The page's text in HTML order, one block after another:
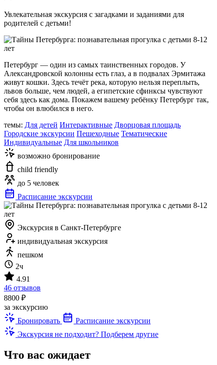
Увлекательная экскурсия с загадками и заданиями для
родителей с детьми!
Петербург — один из самых таинственных городов. У
Александровской колонны есть глаз, а в подвалах Эрмитажа
живут кошки. Здесь течёт река, которую нельзя переплыть,
львов больше, чем людей, а египетские сфинксы чувствуют
себя здесь как дома. Покажем вашему ребёнку Петербург так,
чтобы он влюбился в него.
темы: Для детей Интерактивные Дворцовая площадь
Городские экскурсии Пешеходные Тематические
Индивидуальные Для школьников
возможно бронирование
child friendly
до 5 человек
Расписание экскурсии
Экскурсия в Санкт-Петербурге
индивидуальная экскурсия
пешком
2ч
4.91
46 отзывов
8800 ₽
за экскурсию
Бронировать
Расписание экскурсии
Экскурсия не подходит? Подберем другие
Что вас ожидает